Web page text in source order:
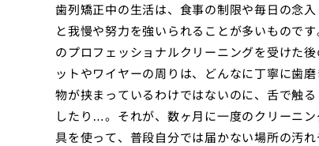
歯列矯正中の生活は、食事の制限や毎日の念
と我慢や努力を強いられることが多いもので
のプロフェッショナルクリーニングを受けた
ットやワイヤーの周りは、どんなに丁寧に歯
物が挟まっているわけではないのに、舌で触
したり…。それが、数ヶ月に一度のクリーニ
具を使って、普段自分では届かない場所の汚